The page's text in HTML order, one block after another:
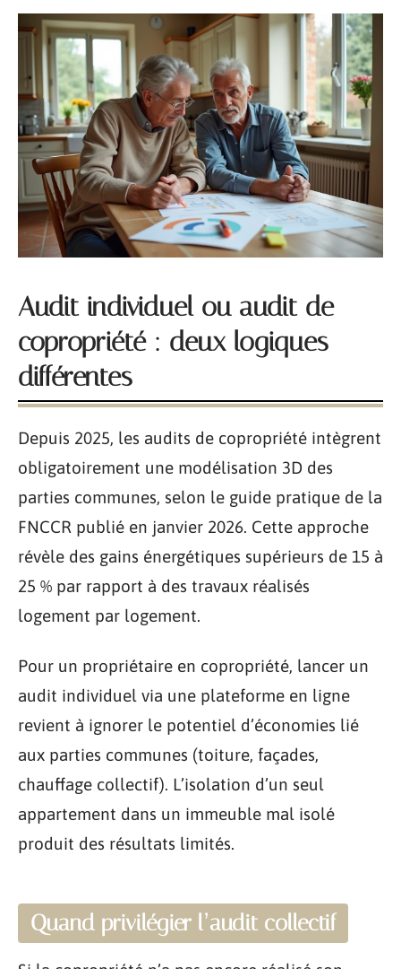
Audit individuel ou audit de
copropriété : deux logiques
différentes
Depuis 2025, les audits de copropriété intègrent
obligatoirement une modélisation 3D des
parties communes, selon le guide pratique de la
FNCCR publié en janvier 2026. Cette approche
révèle des gains énergétiques supérieurs de 15 à
25 % par rapport à des travaux réalisés
logement par logement.
Pour un propriétaire en copropriété, lancer un
audit individuel via une plateforme en ligne
revient à ignorer le potentiel d’économies lié
aux parties communes (toiture, façades,
chauffage collectif). L’isolation d’un seul
appartement dans un immeuble mal isolé
produit des résultats limités.
Quand privilégier l’audit collectif